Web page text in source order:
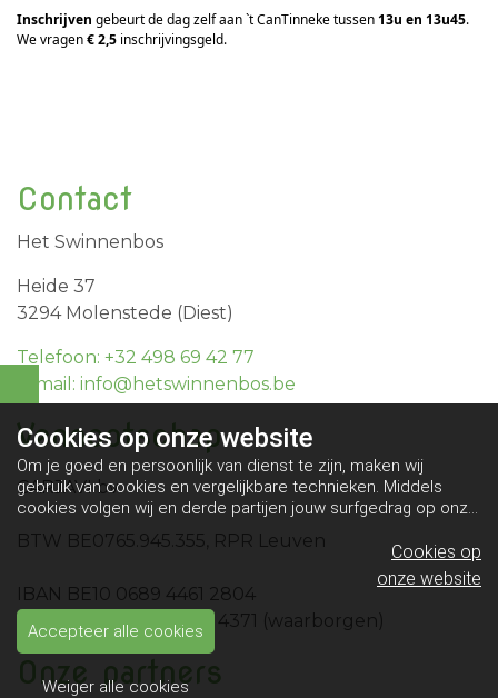
Inschrijven gebeurt de dag zelf aan `t CanTinneke tussen13u en 13u45.
We vragen€ 2,5 inschrijvingsgeld.
Contact
Het Swinnenbos
Heide 37
3294 Molenstede (Diest)
Telefoon: +32 498 69 42 77
E-mail: info@hetswinnenbos.be
Vennootschap
CARJAVI bv
BTW BE0765.945.355, RPR Leuven
IBAN BE10 0689 4461 2804
IBAN BE49 0689 4058 4371 (waarborgen)
Onze partners
Cookies oponze website
Om je goed en persoonlijk van dienst te zijn, maken wij
gebruik van cookies en vergelijkbare technieken. Middels
cookies volgen wij en derde partijen jouw surfgedrag op onze
website. Hiermee tonen wij gepersonaliseerde advertenties
en dit maakt het voor jou mogelijk om informatie te delen via
Cookies op
onze website
Accepteer alle cookies
Weiger alle cookies